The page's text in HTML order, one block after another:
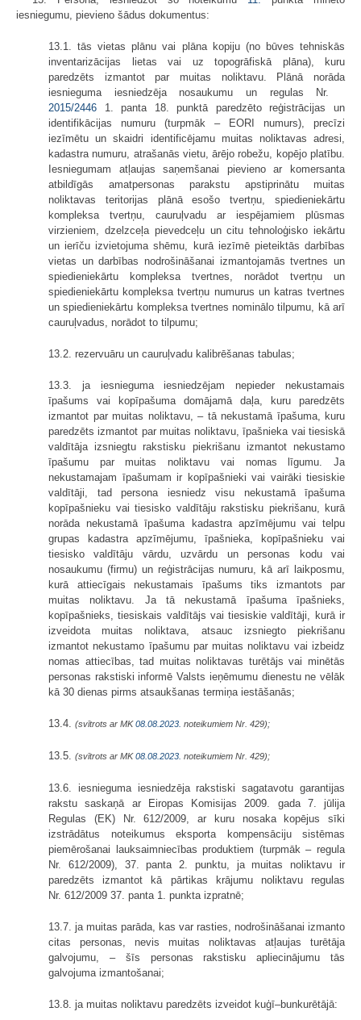
iesniegumu, pievieno šādus dokumentus:
13.1. tās vietas plānu vai plāna kopiju (no būves tehniskās
inventarizācijas lietas vai uz topogrāfiskā plāna), kuru
paredzēts izmantot par muitas noliktavu. Plānā norāda
iesnieguma iesniedzēja nosaukumu un regulas Nr.
2015/2446 1. panta 18. punktā paredzēto reģistrācijas un
identifikācijas numuru (turpmāk – EORI numurs), precīzi
iezīmētu un skaidri identificējamu muitas noliktavas adresi,
kadastra numuru, atrašanās vietu, ārējo robežu, kopējo platību.
Iesniegumam atļaujas saņemšanai pievieno ar komersanta
atbildīgās amatpersonas parakstu apstiprinātu muitas
noliktavas teritorijas plānā esošo tvertņu, spiedieniekārtu
kompleksa tvertņu, cauruļvadu ar iespējamiem plūsmas
virzieniem, dzelzceļa pievedceļu un citu tehnoloģisko iekārtu
un ierīču izvietojuma shēmu, kurā iezīmē pieteiktās darbības
vietas un darbības nodrošināšanai izmantojamās tvertnes un
spiedieniekārtu kompleksa tvertnes, norādot tvertņu un
spiedieniekārtu kompleksa tvertņu numurus un katras tvertnes
un spiedieniekārtu kompleksa tvertnes nominālo tilpumu, kā arī
cauruļvadus, norādot to tilpumu;
13.2. rezervuāru un cauruļvadu kalibrēšanas tabulas;
13.3. ja iesnieguma iesniedzējam nepieder nekustamais
īpašums vai kopīpašuma domājamā daļa, kuru paredzēts
izmantot par muitas noliktavu, – tā nekustamā īpašuma, kuru
paredzēts izmantot par muitas noliktavu, īpašnieka vai tiesiskā
valdītāja izsniegtu rakstisku piekrišanu izmantot nekustamo
īpašumu par muitas noliktavu vai nomas līgumu. Ja
nekustamajam īpašumam ir kopīpašnieki vai vairāki tiesiskie
valdītāji, tad persona iesniedz visu nekustamā īpašuma
kopīpašnieku vai tiesisko valdītāju rakstisku piekrišanu, kurā
norāda nekustamā īpašuma kadastra apzīmējumu vai telpu
grupas kadastra apzīmējumu, īpašnieka, kopīpašnieku vai
tiesisko valdītāju vārdu, uzvārdu un personas kodu vai
nosaukumu (firmu) un reģistrācijas numuru, kā arī laikposmu,
kurā attiecīgais nekustamais īpašums tiks izmantots par
muitas noliktavu. Ja tā nekustamā īpašuma īpašnieks,
kopīpašnieks, tiesiskais valdītājs vai tiesiskie valdītāji, kurā ir
izveidota muitas noliktava, atsauc izsniegto piekrišanu
izmantot nekustamo īpašumu par muitas noliktavu vai izbeidz
nomas attiecības, tad muitas noliktavas turētājs vai minētās
personas rakstiski informē Valsts ieņēmumu dienestu ne vēlāk
kā 30 dienas pirms atsaukšanas termiņa iestāšanās;
13.4. (svītrots ar MK08.08.2023. noteikumiem Nr. 429);
13.5. (svītrots ar MK08.08.2023. noteikumiem Nr. 429);
13.6. iesnieguma iesniedzēja rakstiski sagatavotu garantijas
rakstu saskaņā ar Eiropas Komisijas 2009. gada 7. jūlija
Regulas (EK) Nr. 612/2009, ar kuru nosaka kopējus sīki
izstrādātus noteikumus eksporta kompensāciju sistēmas
piemērošanai lauksaimniecības produktiem (turpmāk – regula
Nr. 612/2009), 37. panta 2. punktu, ja muitas noliktavu ir
paredzēts izmantot kā pārtikas krājumu noliktavu regulas
Nr. 612/2009 37. panta 1. punkta izpratnē;
13.7. ja muitas parāda, kas var rasties, nodrošināšanai izmanto
citas personas, nevis muitas noliktavas atļaujas turētāja
galvojumu, – šīs personas rakstisku apliecinājumu tās
galvojuma izmantošanai;
13.8. ja muitas noliktavu paredzēts izveidot kuģī–bunkurētājā: